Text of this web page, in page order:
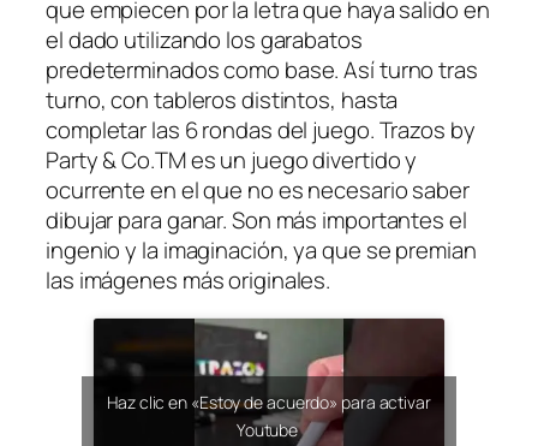
que empiecen por la letra que haya salido en
el dado utilizando los garabatos
predeterminados como base. Así turno tras
turno, con tableros distintos, hasta
completar las 6 rondas del juego. Trazos by
Party & Co.TM es un juego divertido y
ocurrente en el que no es necesario saber
dibujar para ganar. Son más importantes el
ingenio y la imaginación, ya que se premian
las imágenes más originales.
Haz clic en «Estoy de acuerdo» para activar
Youtube